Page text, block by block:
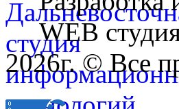
WEB
2026г. © Все